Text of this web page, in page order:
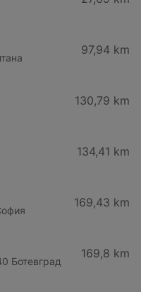
97,94 km
130,79 km
134,41 km
169,43 km
Ботевград
169,8 km